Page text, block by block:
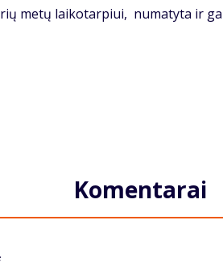
metų laikotarpiui, numatyta ir
Komentarai